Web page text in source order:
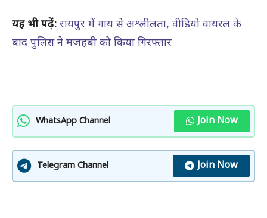
यह भी पढ़ें: रायपुर में गाय से अश्लीलता, वीडियो वायरल के
बाद पुलिस ने मज़हबी को किया गिरफ्तार
WhatsApp Channel Join Now
Telegram Channel Join Now